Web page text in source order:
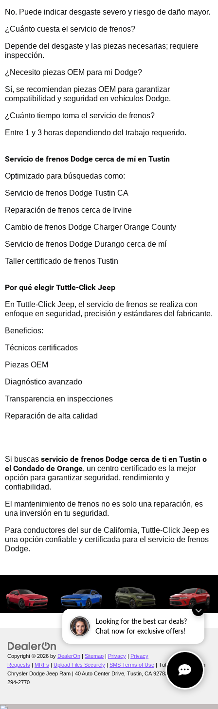
Looking for the best car deals?
Chat now for exclusive offers!
No. Puede indicar desgaste severo y riesgo de daño mayor.
¿Cuánto cuesta el servicio de frenos?
Depende del desgaste y las piezas necesarias; requiere
inspección.
¿Necesito piezas OEM para mi Dodge?
Sí, se recomiendan piezas OEM para garantizar
compatibilidad y seguridad en vehículos Dodge.
¿Cuánto tiempo toma el servicio de frenos?
Entre 1 y 3 horas dependiendo del trabajo requerido.
Servicio de frenos Dodge cerca de mí en Tustin
Optimizado para búsquedas como:
Servicio de frenos Dodge Tustin CA
Reparación de frenos cerca de Irvine
Cambio de frenos Dodge Charger Orange County
Servicio de frenos Dodge Durango cerca de mí
Taller certificado de frenos Tustin
Por qué elegir Tuttle-Click Jeep
En Tuttle-Click Jeep, el servicio de frenos se realiza con
enfoque en seguridad, precisión y estándares del fabricante.
Beneficios:
Técnicos certificados
Piezas OEM
Diagnóstico avanzado
Transparencia en inspecciones
Reparación de alta calidad
Si buscas servicio de frenos Dodge cerca de ti en Tustin o
el Condado de Orange, un centro certificado es la mejor
opción para garantizar seguridad, rendimiento y
confiabilidad.
El mantenimiento de frenos no es solo una reparación, es
una inversión en tu seguridad.
Para conductores del sur de California, Tuttle-Click Jeep es
una opción confiable y certificada para el servicio de frenos
Dodge.
Copyright © 2026 by DealerOn | Sitemap | Privacy | Privacy
Requests | MRFs | Upload Files Securely | SMS Terms of Use | Tuttle-Click's Tustin
Chrysler Dodge Jeep Ram | 40 Auto Center Drive, Tustin, CA 92782 | Sales:714-
294-2770